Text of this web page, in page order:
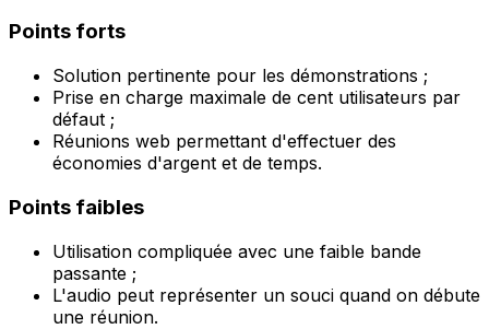
Points forts
Solution pertinente pour les démonstrations ;
Prise en charge maximale de cent utilisateurs par
défaut ;
Réunions web permettant d'effectuer des
économies d'argent et de temps.
Points faibles
Utilisation compliquée avec une faible bande
passante ;
L'audio peut représenter un souci quand on débute
une réunion.